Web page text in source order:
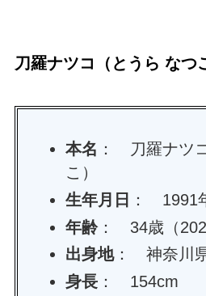
刀羅ナツコ（とうら なつ
本名 ： 刀羅ナツ
こ）
生年月日
： 1991
年齢： 34歳（
出身地： 神奈川
身長 ： 154cm